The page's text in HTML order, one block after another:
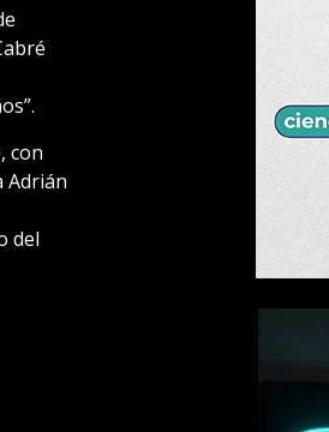
con
Adrián
del